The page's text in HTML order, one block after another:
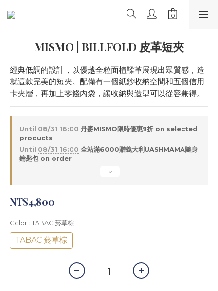
MISMO | BILLFOLD 皮革短夾
經典低調的設計，以優越全粒面植鞣革展現出眾質感，造
就這款完美的短夾。配備有一個紙鈔收納空間和五個信用
卡夾層，再加上零錢內袋，讓收納與造型可以從容兼得。
Until 08/31 16:00 丹麥MISMO限時優惠9折 on selected
products
Until 08/31 16:00 全站滿6000贈義大利UASHMAMA隨身
鑰匙包 on order
NT$4,800
Color : TABAC 菸草棕
TABAC 菸草棕